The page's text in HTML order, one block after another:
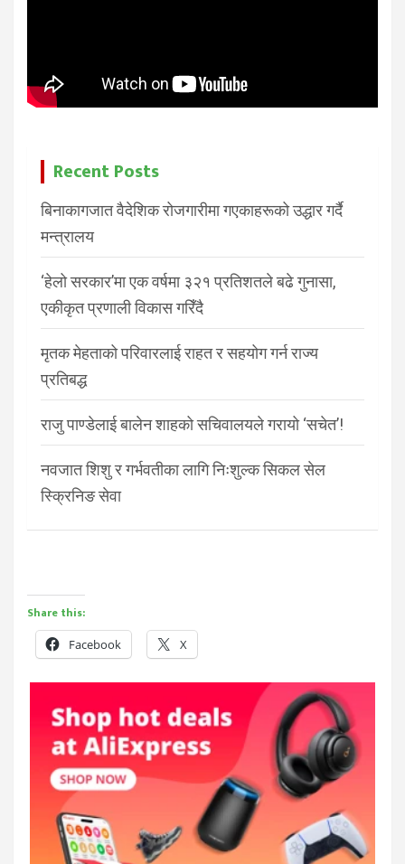
Recent Posts
बिनाकागजात वैदेशिक रोजगारीमा गएकाहरूको उद्धार गर्दै
मन्त्रालय
‘हेलो सरकार’मा एक वर्षमा ३२१ प्रतिशतले बढे गुनासा,
एकीकृत प्रणाली विकास गरिँदै
मृतक मेहताको परिवारलाई राहत र सहयोग गर्न राज्य
प्रतिबद्ध
राजु पाण्डेलाई बालेन शाहको सचिवालयले गरायो ‘सचेत’!
नवजात शिशु र गर्भवतीका लागि निःशुल्क सिकल सेल
स्क्रिनिङ सेवा
Share this:
Facebook X